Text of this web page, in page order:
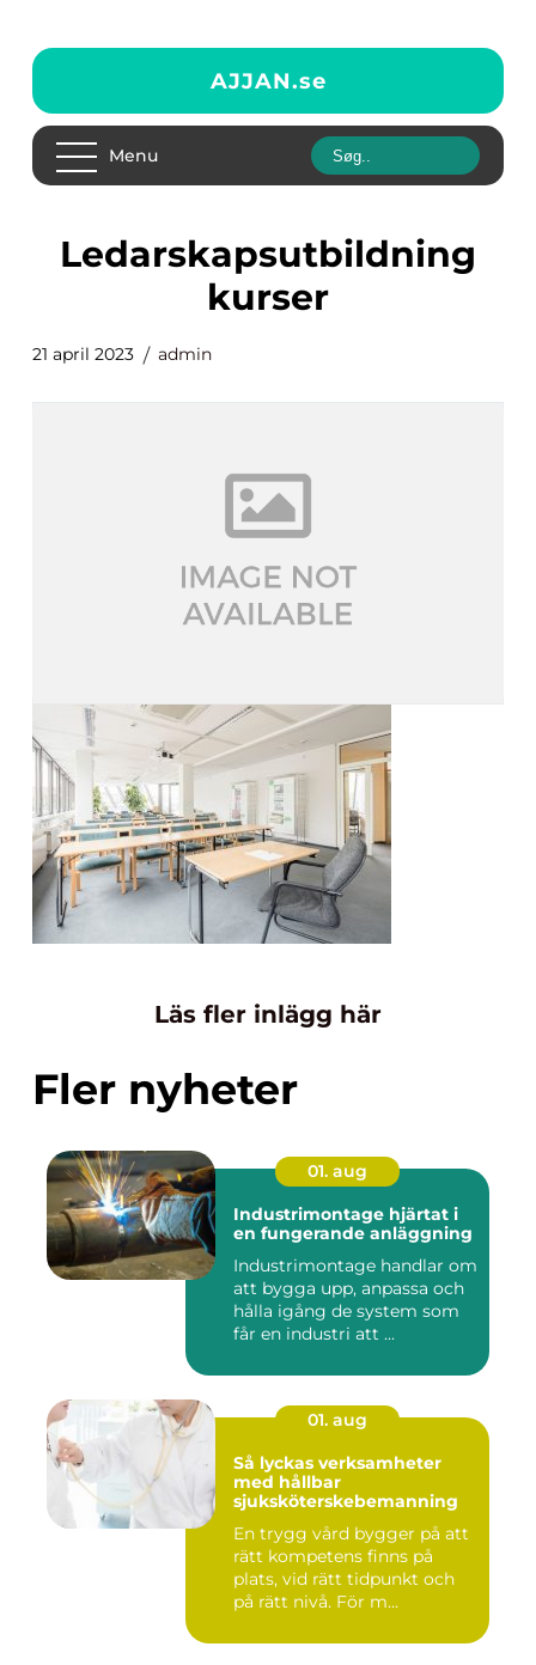
AJJAN.se
Menu
ledarskapsutbildning
kurser
21 april 2023 admin
Läs fler inlägg här
Fler nyheter
01. aug
Industrimontage hjärtat i
en fungerande anläggning
Industrimontage handlar om
att bygga upp, anpassa och
hålla igång de system som
får en industri att ...
01. aug
Så lyckas verksamheter
med hållbar
sjuksköterskebemanning
En trygg vård bygger på att
rätt kompetens finns på
plats, vid rätt tidpunkt och
på rätt nivå. För m...